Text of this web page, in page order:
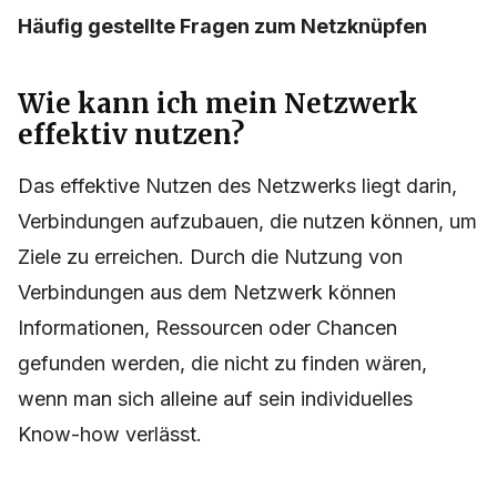
Häufig gestellte Fragen zum Netzknüpfen
Wie kann ich mein Netzwerk
effektiv nutzen?
Das effektive Nutzen des Netzwerks liegt darin,
Verbindungen aufzubauen, die nutzen können, um
Ziele zu erreichen. Durch die Nutzung von
Verbindungen aus dem Netzwerk können
Informationen, Ressourcen oder Chancen
gefunden werden, die nicht zu finden wären,
wenn man sich alleine auf sein individuelles
Know-how verlässt.